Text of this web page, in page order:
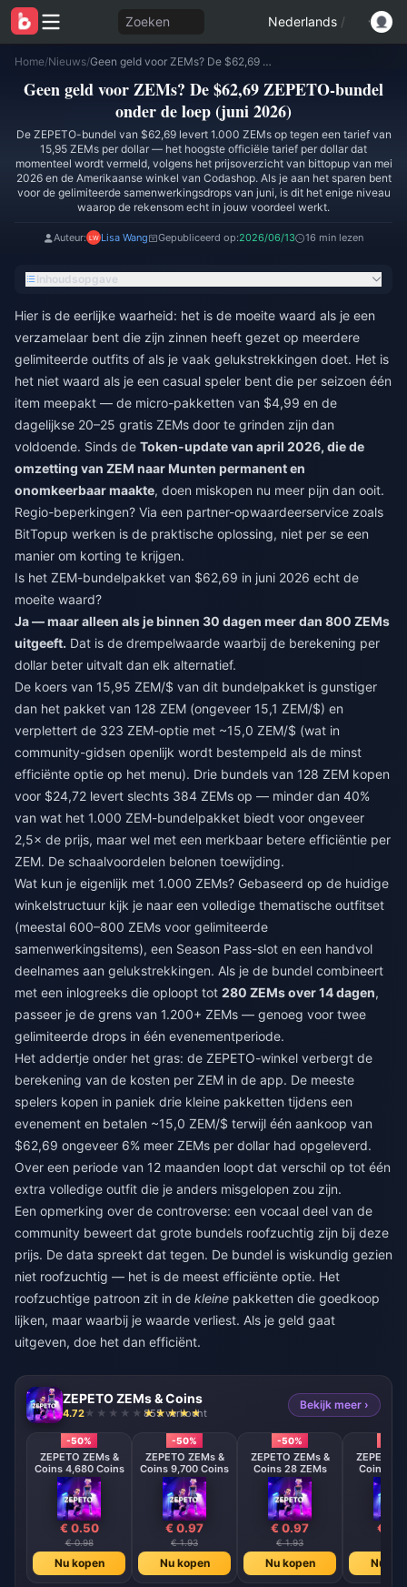
Zoeken Nederlands /
Home/Nieuws/ Geen geld voor ZEMs? De $62,69 ZEPETO-bundel onder de loep (juni 2026)
Geen geld voor ZEMs? De $62,69 ZEPETO-bundel
onder de loep (juni 2026)
De ZEPETO-bundel van $62,69 levert 1.000 ZEMs op tegen een tarief van
15,95 ZEMs per dollar — het hoogste officiële tarief per dollar dat
momenteel wordt vermeld, volgens het prijsoverzicht van bittopup van mei
2026 en de Amerikaanse winkel van Codashop. Als je aan het sparen bent
voor de gelimiteerde samenwerkingsdrops van juni, is dit het enige niveau
waarop de rekensom echt in jouw voordeel werkt.
Auteur: Lisa Wang Gepubliceerd op:2026/06/13 16 min lezen
Inhoudsopgave
Hier is de eerlijke waarheid: het is de moeite waard als je een
verzamelaar bent die zijn zinnen heeft gezet op meerdere
gelimiteerde outfits of als je vaak gelukstrekkingen doet. Het is
het niet waard als je een casual speler bent die per seizoen één
item meepakt — de micro-pakketten van $4,99 en de
dagelijkse 20–25 gratis ZEMs door te grinden zijn dan
voldoende. Sinds de Token-update van april 2026, die de
omzetting van ZEM naar Munten permanent en
onomkeerbaar maakte, doen miskopen nu meer pijn dan ooit.
Regio-beperkingen? Via een partner-opwaardeerservice zoals
BitTopup werken is de praktische oplossing, niet per se een
manier om korting te krijgen.
Is het ZEM-bundelpakket van $62,69 in juni 2026 echt de
moeite waard?
Ja — maar alleen als je binnen 30 dagen meer dan 800 ZEMs
uitgeeft. Dat is de drempelwaarde waarbij de berekening per
dollar beter uitvalt dan elk alternatief.
De koers van 15,95 ZEM/$ van dit bundelpakket is gunstiger
dan het pakket van 128 ZEM (ongeveer 15,1 ZEM/$) en
verplettert de 323 ZEM-optie met ~15,0 ZEM/$ (wat in
community-gidsen openlijk wordt bestempeld als de minst
efficiënte optie op het menu). Drie bundels van 128 ZEM kopen
voor $24,72 levert slechts 384 ZEMs op — minder dan 40%
van wat het 1.000 ZEM-bundelpakket biedt voor ongeveer
2,5× de prijs, maar wel met een merkbaar betere efficiëntie per
ZEM. De schaalvoordelen belonen toewijding.
Wat kun je eigenlijk met 1.000 ZEMs? Gebaseerd op de huidige
winkelstructuur kijk je naar een volledige thematische outfitset
(meestal 600–800 ZEMs voor gelimiteerde
samenwerkingsitems), een Season Pass-slot en een handvol
deelnames aan gelukstrekkingen. Als je de bundel combineert
met een inlogreeks die oploopt tot 280 ZEMs over 14 dagen,
passeer je de grens van 1.200+ ZEMs — genoeg voor twee
gelimiteerde drops in één evenementperiode.
Het addertje onder het gras: de ZEPETO-winkel verbergt de
berekening van de kosten per ZEM in de app. De meeste
spelers kopen in paniek drie kleine pakketten tijdens een
evenement en betalen ~15,0 ZEM/$ terwijl één aankoop van
$62,69 ongeveer 6% meer ZEMs per dollar had opgeleverd.
Over een periode van 12 maanden loopt dat verschil op tot één
extra volledige outfit die je anders misgelopen zou zijn.
Een opmerking over de controverse: een vocaal deel van de
community beweert dat grote bundels roofzuchtig zijn bij deze
prijs. De data spreekt dat tegen. De bundel is wiskundig gezien
niet roofzuchtig — het is de meest efficiënte optie. Het
roofzuchtige patroon zit in de kleine pakketten die goedkoop
lijken, maar waarbij je waarde verliest. Als je geld gaat
uitgeven, doe het dan efficiënt.
ZEPETO ZEMs & Coins
4.72 855 verkocht
Bekijk meer ›
-50%
ZEPETO ZEMs &
Coins 4,680 Coins
€ 0.50
€ 0.98
Nu kopen
-50%
ZEPETO ZEMs &
Coins 9,700 Coins
€ 0.97
€ 1.93
Nu kopen
-50%
ZEPETO ZEMs &
Coins 28 ZEMs
€ 0.97
€ 1.93
Nu kopen
ZEPETO
Coins 58
€
Nu